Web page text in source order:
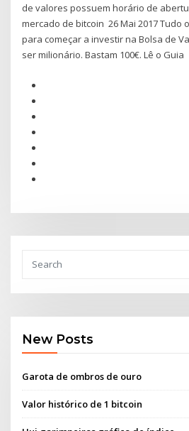
de valores possuem horário de
mercado de bitcoin 26 Mai 2017 Tudo
para começar a investir na Bolsa de
ser milionário. Bastam 100€. Lê o Guia
New Posts
Garota de ombros de ouro
Valor histórico de 1 bitcoin